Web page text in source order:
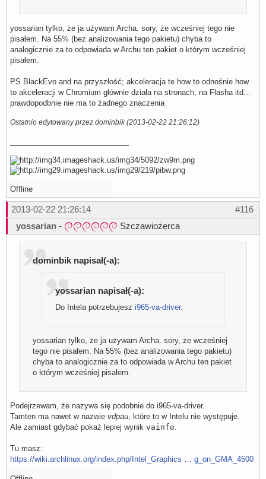
yossarian tylko, że ja używam Archa. sory, że wcześniej tego nie
pisałem. Na 55% (bez analizowania tego pakietu) chyba to
analogicznie za to odpowiada w Archu ten pakiet o którym wcześniej
pisałem.
PS BlackEvo and na przyszłość; akceleracja te how to odnośnie how
to akceleracji w Chromium głównie działa na stronach, na Flasha itd...
prawdopodbnie nie ma to żadnego znaczenia
Ostatnio edytowany przez dominbik (2013-02-22 21:26:12)
Offline
#116
2013-02-22 21:26:14
yossarian - Szczawiożerca
dominbik napisał(-a):
yossarian napisał(-a):
Do Intela potrzebujeszi965-va-driver.
yossarian tylko, że ja używam Archa. sory, że wcześniej
tego nie pisałem. Na 55% (bez analizowania tego pakietu)
chyba to analogicznie za to odpowiada w Archu ten pakiet
o którym wcześniej pisałem.
Podejrzewam, że nazywa się podobnie do i965-va-driver.
Tamten ma nawet w nazwie vdpau, które to w Intelu nie występuje.
Ale zamiast gdybać pokaż lepiej wynik vainfo.
Tu masz:
https://wiki.archlinux.org/index.php/Intel_Graphics … g_on_GMA_4500